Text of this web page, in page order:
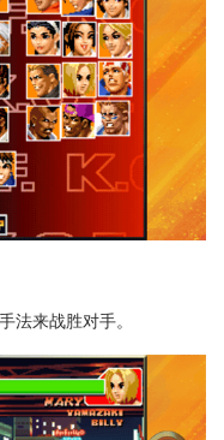
法来战胜对手。